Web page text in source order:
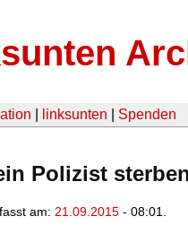
linksunten Spenden
Polizist
am: 21.09.2015 - 08:01.